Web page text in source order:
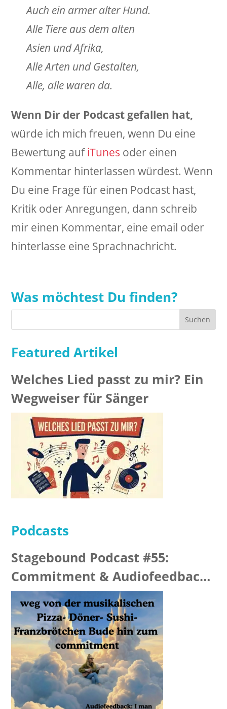
Auch ein armer alter Hund.
Alle Tiere aus dem alten
Asien und Afrika,
Alle Arten und Gestalten,
Alle, alle waren da.
Wenn Dir der Podcast gefallen hat,
würde ich mich freuen, wenn Du eine
Bewertung aufiTunes oder einen
Kommentar hinterlassen würdest. Wenn
Du eine Frage für einen Podcast hast,
Kritik oder Anregungen, dann schreib
mir einen Kommentar, eine email oder
hinterlasse eine Sprachnachricht.
Was möchtest Du finden?
Featured Artikel
Welches Lied passt zu mir? Ein
Wegweiser für Sänger
Podcasts
Stagebound Podcast #55:
Commitment & Audiofeedback
“I man”